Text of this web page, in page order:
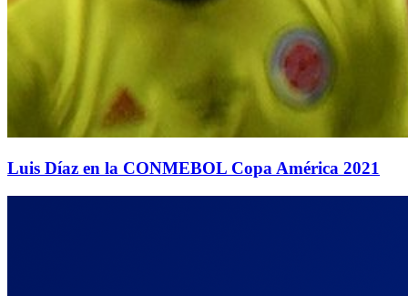
Luis Díaz en la CONMEBOL Copa América 2021